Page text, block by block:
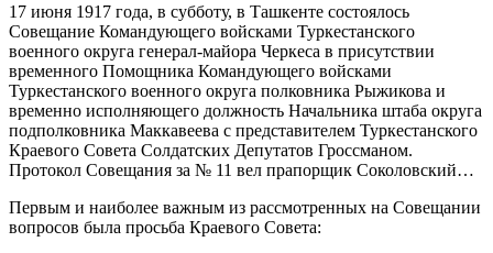
17 июня 1917 года, в субботу, в Ташкенте состоялось
Совещание Командующего войсками Туркестанского
военного округа генерал-майора Черкеса в присутствии
временного Помощника Командующего войсками
Туркестанского военного округа полковника Рыжикова и
временно исполняющего должность Начальника штаба округа
подполковника Маккавеева с представителем Туркестанского
Краевого Совета Солдатских Депутатов Гроссманом.
Протокол Совещания за № 11 вел прапорщик Соколовский…
Первым и наиболее важным из рассмотренных на Совещании
вопросов была просьба Краевого Совета: